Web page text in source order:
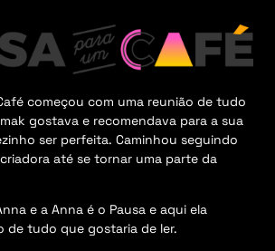
começou com uma reunião de tudo
gostava e recomendava para a sua
ser perfeita. Caminhou seguindo
até se tornar uma parte da
e a Anna é o Pausa e aqui ela
de tudo que gostaria de ler.